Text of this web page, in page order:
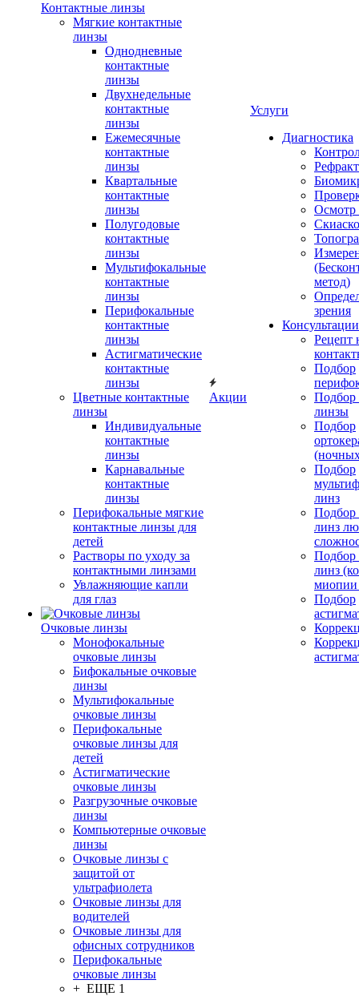
Контактные линзы
Мягкие контактные
линзы
Однодневные
контактные
линзы
Двухнедельные
контактные
линзы
Ежемесячные
контактные
линзы
Квартальные
контактные
линзы
Полугодовые
контактные
линзы
Мультифокальные
контактные
линзы
Перифокальные
контактные
линзы
Астигматические
контактные
линзы
Цветные контактные
линзы
Индивидуальные
контактные
линзы
Карнавальные
контактные
линзы
Перифокальные мягкие
контактные линзы для
детей
Растворы по уходу за
контактными линзами
Увлажняющие капли
для глаз
Очковые линзы
Монофокальные
очковые линзы
Бифокальные очковые
линзы
Мультифокальные
очковые линзы
Перифокальные
очковые линзы для
детей
Астигматические
очковые линзы
Разгрузочные очковые
линзы
Компьютерные очковые
линзы
Очковые линзы с
защитой от
ультрафиолета
Очковые линзы для
водителей
Очковые линзы для
офисных сотрудников
Перифокальные
очковые линзы
+ ЕЩЕ 1
Акции
Услуги
Диагностика
Осмотр
метод)
зрения
Рецепт
Подбор
Подбор
линзы
Подбор
Подбор
линз
Подбор
линз
Подбор
линз
миопии
Подбор